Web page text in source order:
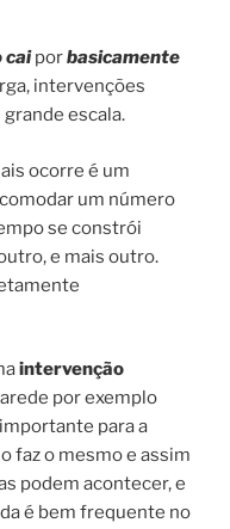
caiporbasicamente
intervenções
escala.
ocorre é um
um número
se constrói
e mais outro.
intervenção
por exemplo
para a
faz o mesmo e assim
podem acontecer, e
é bem frequente no